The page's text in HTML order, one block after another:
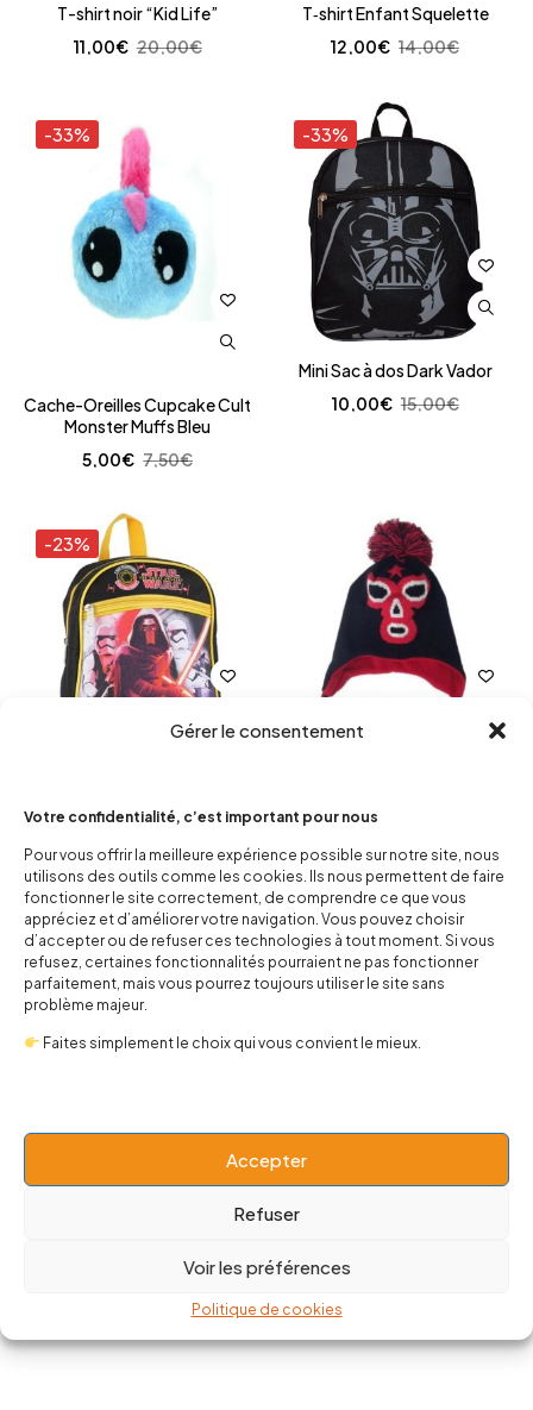
Gérer le consentement
Votre confidentialité, c’est important pour nous
Pour vous offrir la meilleure expérience possible sur notre site, nous
utilisons des outils comme les cookies. Ils nous permettent de faire
fonctionner le site correctement, de comprendre ce que vous
appréciez et d’améliorer votre navigation. Vous pouvez choisir
d’accepter ou de refuser ces technologies à tout moment. Si vous
refusez, certaines fonctionnalités pourraient ne pas fonctionner
parfaitement, mais vous pourrez toujours utiliser le site sans
problème majeur.
Faites simplement le choix qui vous convient le mieux.
Accepter
Refuser
Voir les préférences
Politique de cookies
T-shirt noir “Kid Life”
20,00€
11,00€
T‑shirt Enfant Squelette
14,00€
12,00€
-33%
Cache-Oreilles Cupcake Cult
Monster Muffs Bleu
7,50€
5,00€
-33%
Mini Sac à dos Dark Vador
15,00€
10,00€
-23%
10,00
13,00€
-38%
Sweat Bring me the horizon
39,00€
24,00€